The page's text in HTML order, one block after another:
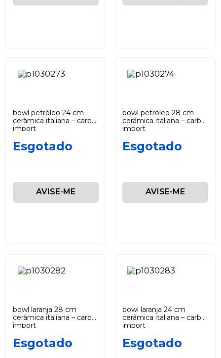
bowl petróleo 24 cm
cerâmica italiana – carbo
import
Esgotado
AVISE-ME
bowl petróleo 28 cm
cerâmica italiana – carbo
import
Esgotado
AVISE-ME
bowl laranja 28 cm
cerâmica italiana – carbo
import
Esgotado
bowl laranja 24 cm
cerâmica italiana – carbo
import
Esgotado